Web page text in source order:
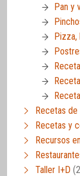
Pan y
Pizza,
Recetas de
Recetas y
Recursos
Taller I+D